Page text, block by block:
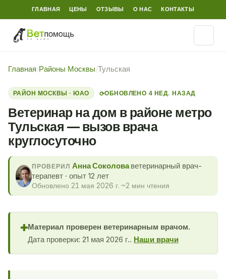
ГЛАВНАЯ ЦЕНЫ ОТЗЫВЫ О НАС КОНТАКТЫ
Главная/Районы Москвы/Тульская
РАЙОН МОСКВЫ · ЮАО ⟳ОБНОВЛЕНО 4 НЕД. НАЗАД
Ветеринар на дом в районе метро
Тульская — вызов врача
круглосуточно
ПРОВЕРИЛ Анна Соколоваветеринарный врач-
терапевт · опыт 12 лет
Обновлено 21 мая 2026 г. ~2 мин чтения
✚Материал проверен ветеринарным врачом.
Дата проверки: 21 мая 2026 г.. Наши врачи